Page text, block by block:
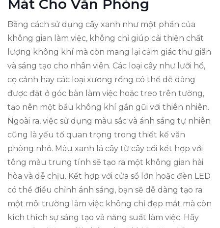
Mát Cho Văn Phòng
Bằng cách sử dụng cây xanh như một phần của
không gian làm việc, không chỉ giúp cải thiện chất
lượng không khí mà còn mang lại cảm giác thư giãn
và sáng tạo cho nhân viên. Các loại cây như lưỡi hổ,
cọ cảnh hay các loại xương rồng có thể dễ dàng
được đặt ở góc bàn làm việc hoặc treo trên tường,
tạo nên một bầu không khí gần gũi với thiên nhiên.
Ngoài ra, việc sử dụng màu sắc và ánh sáng tự nhiên
cũng là yếu tố quan trọng trong thiết kế văn
phòng nhỏ. Màu xanh lá cây từ cây cối kết hợp với
tông màu trung tính sẽ tạo ra một không gian hài
hòa và dễ chịu. Kết hợp với cửa sổ lớn hoặc đèn LED
có thể điều chỉnh ánh sáng, bạn sẽ dễ dàng tạo ra
một môi trường làm việc không chỉ đẹp mắt mà còn
kích thích sự sáng tạo và năng suất làm việc. Hãy